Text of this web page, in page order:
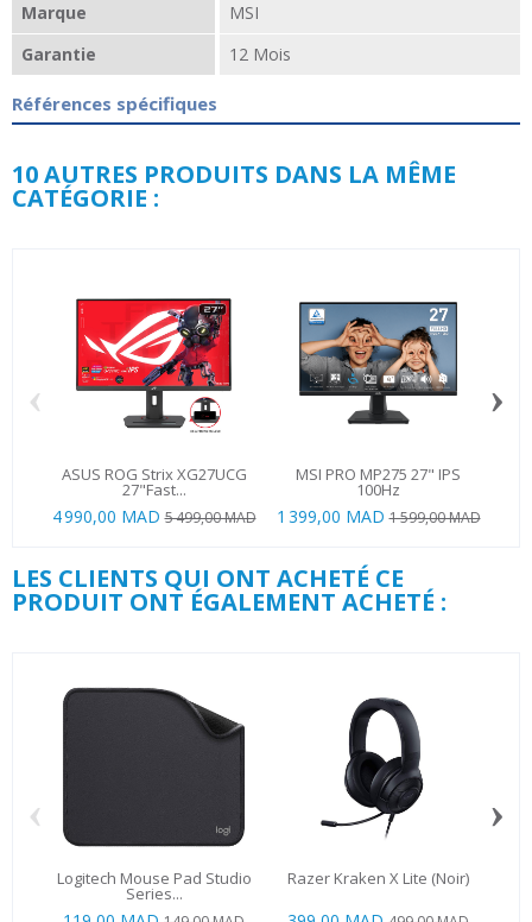
Marque
MSI
Garantie
12 Mois
Références spécifiques
10 AUTRES PRODUITS DANS LA MÊME
CATÉGORIE :
ASUS ROG Strix XG27UCG
27"Fast...
4 990,00 MAD 5 499,00 MAD
MSI PRO MP275 27" IPS
100Hz
1 399,00 MAD 1 599,00 MAD
‹ ›
LES CLIENTS QUI ONT ACHETÉ CE
PRODUIT ONT ÉGALEMENT ACHETÉ :
Logitech Mouse Pad Studio
Series...
Razer Kraken X Lite (Noir)
‹ ›